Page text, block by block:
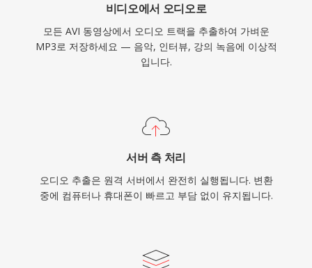
비디오에서 오디오로
모든 AVI 동영상에서 오디오 트랙을 추출하여 가벼운
MP3로 저장하세요 — 음악, 인터뷰, 강의 녹음에 이상적
입니다.
서버 측 처리
오디오 추출은 원격 서버에서 완전히 실행됩니다. 변환
중에 컴퓨터나 휴대폰이 빠르고 부담 없이 유지됩니다.